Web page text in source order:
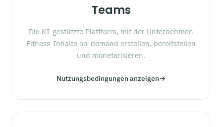
Teams
Die KI-gestützte Plattform, mit der Unternehmen
Fitness-Inhalte on-demand erstellen, bereitstellen
und monetarisieren.
Nutzungsbedingungen anzeigen→